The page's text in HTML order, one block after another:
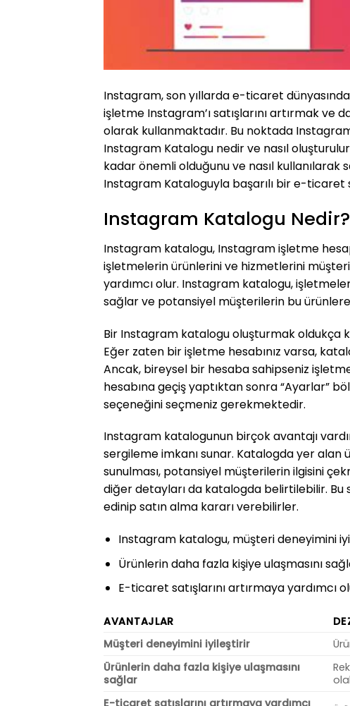
Instagram, son yıllarda e-ticaret
işletme Instagram’ı satışlarını artırmak
olarak kullanmaktadır. Bu noktada
Instagram Katalogu nedir ve nasıl
kadar önemli olduğunu ve nasıl kullanılarak
Instagram Kataloguyla başarılı bir e-ticaret
Instagram Katalogu Nedir?
Instagram katalogu, Instagram işletme
işletmelerin ürünlerini ve hizmetlerini
yardımcı olur. Instagram katalogu,
sağlar ve potansiyel müşterilerin bu
Bir Instagram katalogu oluşturmak oldukça
Eğer zaten bir işletme hesabınız varsa,
Ancak, bireysel bir hesaba sahipseniz
hesabına geçiş yaptıktan sonra “Ayarlar”
seçeneğini seçmeniz gerekmektedir.
Instagram katalogunun birçok avantajı
sergileme imkanı sunar. Katalogda yer alan
sunulması, potansiyel müşterilerin ilgisini
diğer detayları da katalogda belirtilebilir. Bu
edinip satın alma kararı verebilirler.
Instagram katalogu, müşteri deneyimini
Ürünlerin daha fazla kişiye ulaşmasını
E-ticaret satışlarını artırmaya yardımcı
AVANTAJLAR
Müşteri deneyimini iyileştirir
Ürünlerin daha fazla kişiye ulaşmasını
sağlar